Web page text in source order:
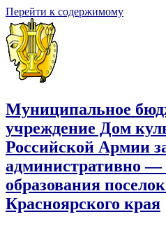
Перейти к содержимому
Муниципальное
учреждение Дом
Российской Армии
административно —
образования
Красноярского края